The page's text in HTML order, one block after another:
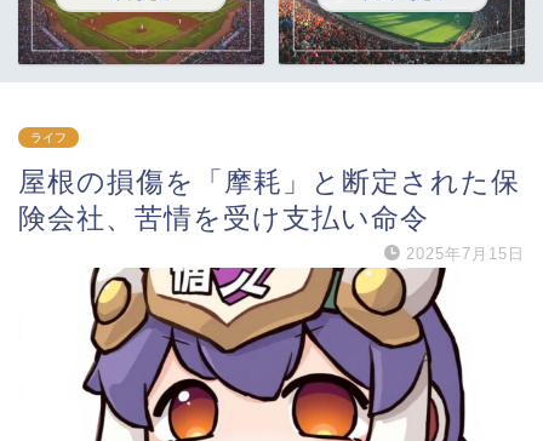
ライフ
屋根の損傷を「摩耗」と断定された保
険会社、苦情を受け支払い命令
2025年7月15日